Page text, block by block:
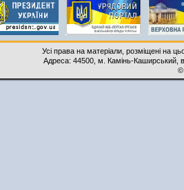
Усі права на матеріали, розміщені на
Адреса: 44500, м. Камінь-Каширський,
©